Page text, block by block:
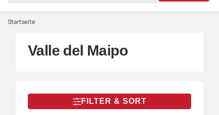
Startseite
Valle del Maipo
FILTER & SORT